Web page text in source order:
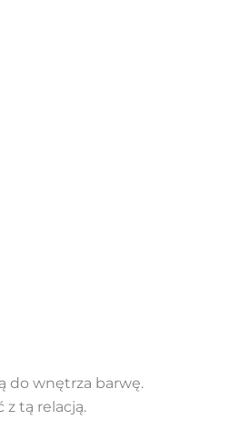
do wnętrza barwę.
tą relacją.